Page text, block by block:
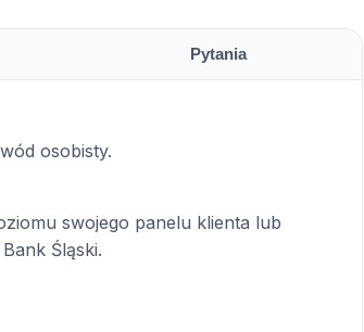
Pytania
osobisty.
swojego panelu klienta lub
Śląski.